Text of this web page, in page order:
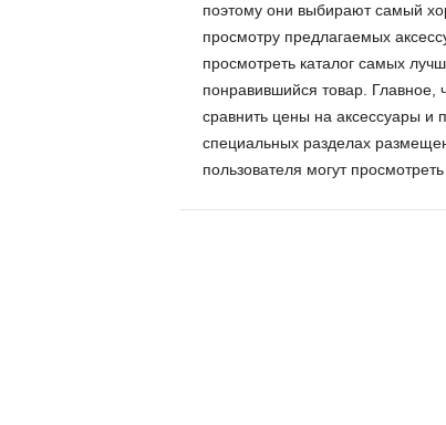
поэтому они выбирают самый
просмотру предлагаемых
просмотреть каталог самых
понравившийся товар. Главное,
сравнить цены на аксессуары и
специальных разделах
пользователя могут